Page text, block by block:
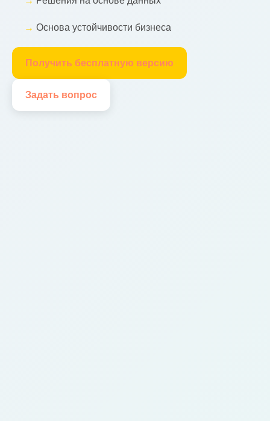
Основа устойчивости бизнеса
Получить бесплатную версию
Задать вопрос